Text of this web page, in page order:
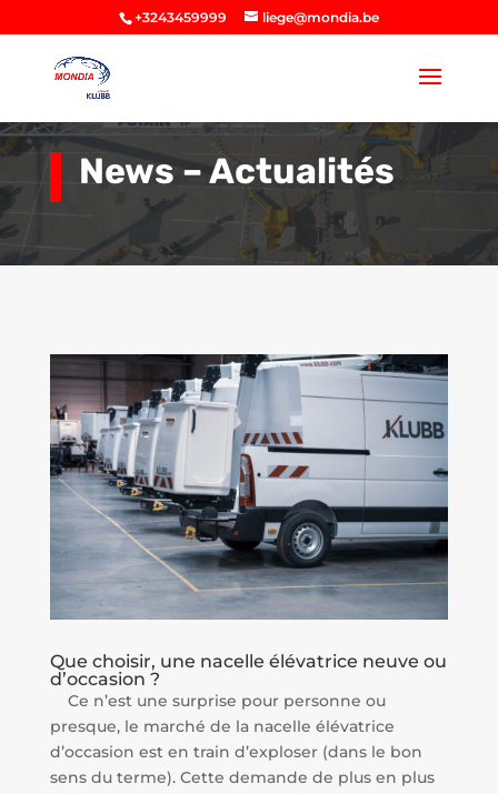
+3243459999 liege@mondia.be
News – Actualités
Que choisir, une nacelle élévatrice neuve ou
d’occasion ?
Ce n’est une surprise pour personne ou
presque, le marché de la nacelle élévatrice
d’occasion est en train d’exploser (dans le bon
sens du terme). Cette demande de plus en plus